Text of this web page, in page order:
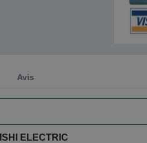
Avis
ELECTRIC